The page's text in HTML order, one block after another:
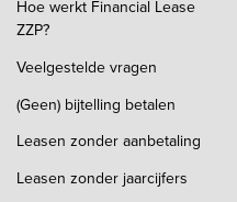
Hoe werkt Financial Lease
ZZP?
Veelgestelde vragen
(Geen) bijtelling betalen
Leasen zonder aanbetaling
Leasen zonder jaarcijfers